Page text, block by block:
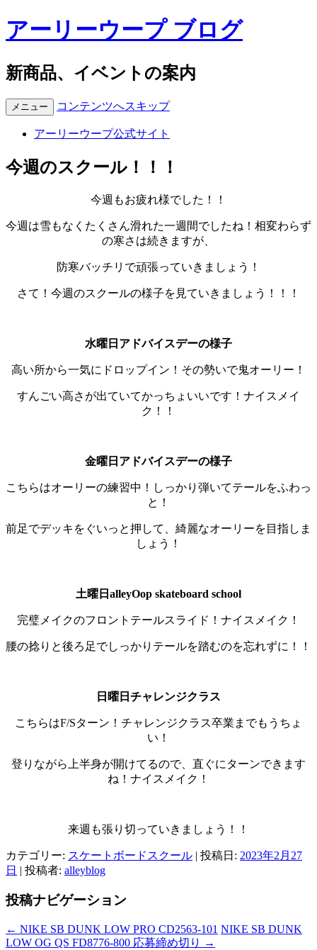
アーリーウープ ブログ
新商品、イベントの案内
メニュー コンテンツへスキップ
アーリーウープ公式サイト
今週のスクール！！！
今週もお疲れ様でした！！
今週は雪もなくたくさん滑れた一週間でしたね！相変わらず
の寒さは続きますが、
防寒バッチリで頑張っていきましょう！
さて！今週のスクールの様子を見ていきましょう！！！
水曜日アドバイスデーの様子
高い所から一気にドロップイン！その勢いで鬼オーリー！
すんごい高さが出ていてかっちょいいです！ナイスメイ
ク！！
金曜日アドバイスデーの様子
こちらはオーリーの練習中！しっかり弾いてテールをふわっ
と！
前足でデッキをぐいっと押して、綺麗なオーリーを目指しま
しょう！
土曜日alleyOop skateboard school
完璧メイクのフロントテールスライド！ナイスメイク！
腰の捻りと後ろ足でしっかりテールを踏むのを忘れずに！！
日曜日チャレンジクラス
こちらはF/Sターン！チャレンジクラス卒業までもうちょ
い！
登りながら上半身が開けてるので、直ぐにターンできます
ね！ナイスメイク！
来週も張り切っていきましょう！！
カテゴリー: スケートボードスクール | 投稿日: 2023年2月27
日 | 投稿者: alleyblog
投稿ナビゲーション
← NIKE SB DUNK LOW PRO CD2563-101 NIKE SB DUNK
LOW OG QS FD8776-800 応募締め切り
→